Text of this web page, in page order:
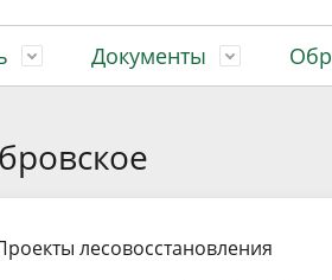
воспроизводство лесов
лесной реестр
услуги
Документы
Распоряжения министерства
Лесной план Кировской
лесовосстановления